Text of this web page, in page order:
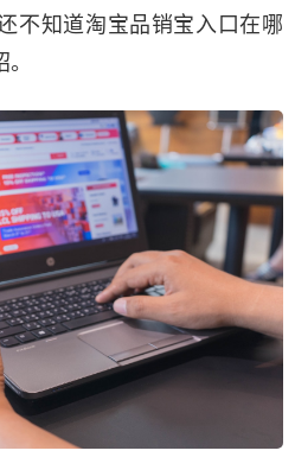
不知道淘宝品销宝入口在哪